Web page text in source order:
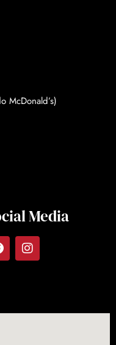
McDonald’s)
Media